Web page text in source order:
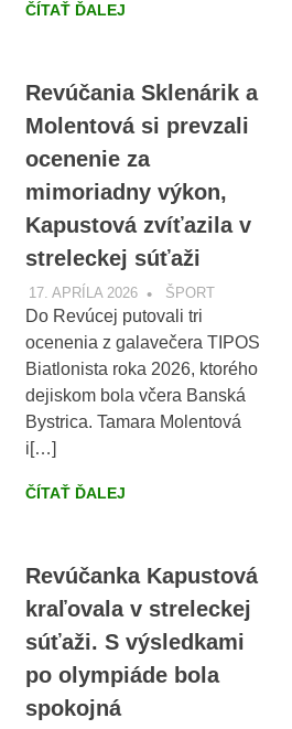
ČÍTAŤ ĎALEJ
Revúčania Sklenárik a
Molentová si prevzali
ocenenie za
mimoriadny výkon,
Kapustová zvíťazila v
streleckej súťaži
17. APRÍLA 2026 VOBRAZE.SK
ŠPORT
Do Revúcej putovali tri
ocenenia z galavečera TIPOS
Biatlonista roka 2026, ktorého
dejiskom bola včera Banská
Bystrica. Tamara Molentová
i[…]
ČÍTAŤ ĎALEJ
Revúčanka Kapustová
kraľovala v streleckej
súťaži. S výsledkami
po olympiáde bola
spokojná